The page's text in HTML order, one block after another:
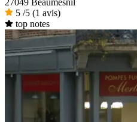
5 /5 (1 avis)
top notes